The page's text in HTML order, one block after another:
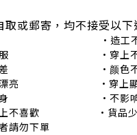
取或郵寄，均不接受以
不好 •造工不
舒服 •穿上不
色差 •颜色不
較漂亮 •穿上顯
合身 •不影响穿
上不喜歡 •貨品少
請勿下單